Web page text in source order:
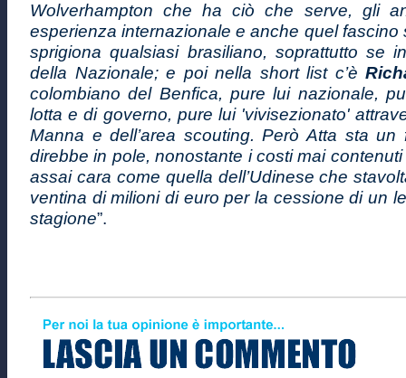
Wolverhampton che ha ciò che serve, gli
esperienza internazionale e anche quel fascino
sprigiona qualsiasi brasiliano, soprattutto se
della Nazionale; e poi nella short list c’è
colombiano del Benfica, pure lui nazionale,
lotta e di governo, pure lui 'vivisezionato'
Manna e dell’area scouting. Però Atta sta un
direbbe in pole, nonostante i costi mai
assai cara come quella dell’Udinese che
ventina di milioni di euro per la cessione di un
stagione”.